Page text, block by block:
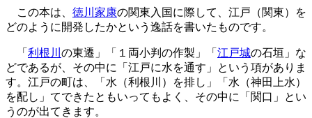
この本は、 徳川家康の関東入国に際して、江戸（関東）を
どのように開発したかという逸話を書いたものです。
「 利根川 の東遷」「１両小判の作製」「 江戸城の石垣」な
どであるが、その中に「江戸に水を通す」という項がありま
す。江戸の町は、「水（利根川）を排し」「水（神田上水）
を配し」てできたともいってもよく、その中に「関口」とい
うのが出てきます。